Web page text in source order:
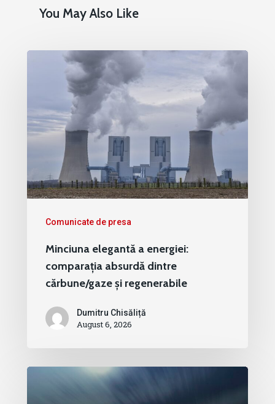
You May Also Like
Comunicate de presa
Minciuna elegantă a energiei:
comparația absurdă dintre
cărbune/gaze și regenerabile
Dumitru Chisăliță
August 6, 2026